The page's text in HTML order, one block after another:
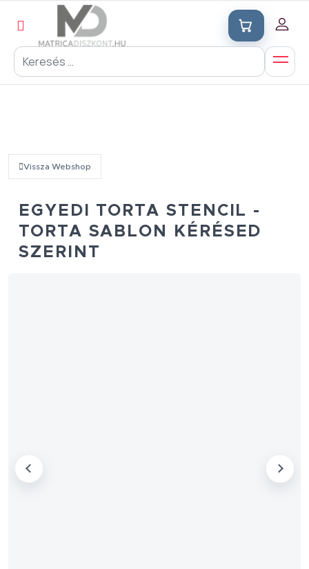
Vissza Webshop
EGYEDI TORTA STENCIL -
TORTA SABLON KÉRÉSED
SZERINT